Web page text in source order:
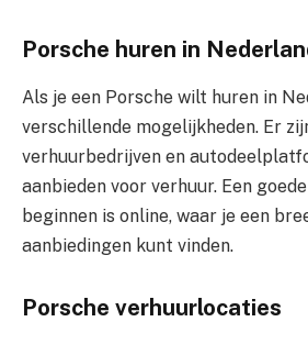
Porsche huren in
Als je een Porsche wilt huren in
verschillende mogelijkheden. Er
verhuurbedrijven en
aanbieden voor verhuur. Een
beginnen is online, waar je een
aanbiedingen kunt vinden.
Porsche verhuurlocaties